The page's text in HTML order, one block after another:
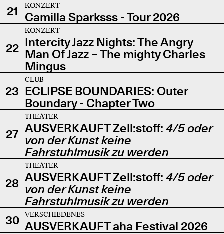
21
KONZERT
Camilla Sparksss - Tour 2026
22
KONZERT
Intercity Jazz Nights: The Angry
Man Of Jazz – The mighty Charles
Mingus
23
CLUB
ECLIPSE BOUNDARIES: Outer
Boundary - Chapter Two
27
THEATER
AUSVERKAUFT Zell:stoff: 4/5 oder
von der Kunst keine
Fahrstuhlmusik zu werden
28
THEATER
AUSVERKAUFT Zell:stoff: 4/5 oder
von der Kunst keine
Fahrstuhlmusik zu werden
30
VERSCHIEDENES
AUSVERKAUFT aha Festival 2026